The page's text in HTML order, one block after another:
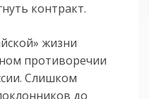
контракт.
жизни
противоречии
Слишком
до